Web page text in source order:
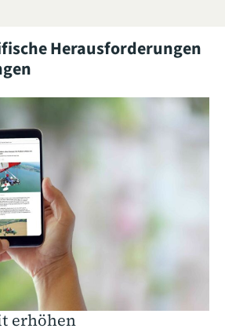
Herausforderungen
erhöhen